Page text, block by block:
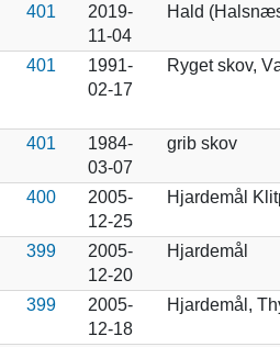
401
2019-
11-04
Hald
401
1991-
02-17
Ryget skov,
401
1984-
03-07
grib skov
400
2005-
12-25
Hjardemål
399
2005-
12-20
Hjardemål
399
2005-
12-18
Hjardemål,